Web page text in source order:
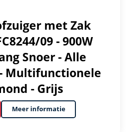
met Zak
09 - 900W
Snoer - Alle
Multifunctionele
- Grijs
Meer informatie